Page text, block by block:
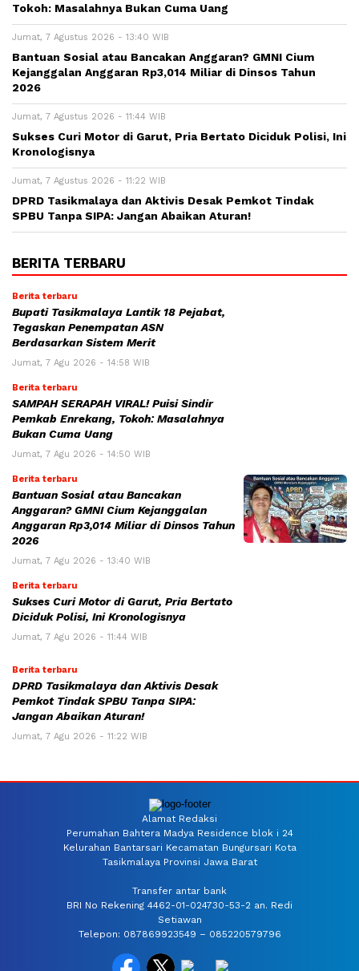
Tokoh: Masalahnya Bukan Cuma Uang
Jumat, 7 Agustus 2026 - 13:40 WIB
Bantuan Sosial atau Bancakan Anggaran? GMNI Cium
Kejanggalan Anggaran Rp3,014 Miliar di Dinsos Tahun
2026
Jumat, 7 Agustus 2026 - 11:44 WIB
Sukses Curi Motor di Garut, Pria Bertato Diciduk Polisi, Ini
Kronologisnya
Jumat, 7 Agustus 2026 - 11:22 WIB
DPRD Tasikmalaya dan Aktivis Desak Pemkot Tindak
SPBU Tanpa SIPA: Jangan Abaikan Aturan!
BERITA TERBARU
Berita terbaru
Bupati Tasikmalaya Lantik 18 Pejabat,
Tegaskan Penempatan ASN
Berdasarkan Sistem Merit
Jumat, 7 Agu 2026 - 14:58 WIB
Berita terbaru
SAMPAH SERAPAH VIRAL! Puisi Sindir
Pemkab Enrekang, Tokoh: Masalahnya
Bukan Cuma Uang
Jumat, 7 Agu 2026 - 14:50 WIB
Berita terbaru
Bantuan Sosial atau Bancakan
Anggaran? GMNI Cium Kejanggalan
Anggaran Rp3,014 Miliar di Dinsos Tahun
2026
Jumat, 7 Agu 2026 - 13:40 WIB
Berita terbaru
Sukses Curi Motor di Garut, Pria Bertato
Diciduk Polisi, Ini Kronologisnya
Jumat, 7 Agu 2026 - 11:44 WIB
Berita terbaru
DPRD Tasikmalaya dan Aktivis Desak
Pemkot Tindak SPBU Tanpa SIPA:
Jangan Abaikan Aturan!
Jumat, 7 Agu 2026 - 11:22 WIB
Alamat Redaksi
Perumahan Bahtera Madya Residence blok i 24
Kelurahan Bantarsari Kecamatan Bungursari Kota
Tasikmalaya Provinsi Jawa Barat
Transfer antar bank
BRI No Rekening 4462-01-024730-53-2 an. Redi
Setiawan
Telepon: 087869923549 – 085220579796